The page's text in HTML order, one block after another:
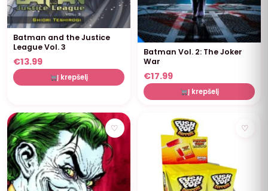
Batman and the Justice
League Vol. 3
€13.99
Į krepšelį
Batman Vol. 2: The Joker
War
€17.99
Į krepšelį
♡ NUOLAIDA ♡